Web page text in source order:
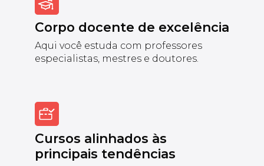
Corpo docente de excelência
Aqui você estuda com professores
especialistas, mestres e doutores.
Cursos alinhados às
principais tendências